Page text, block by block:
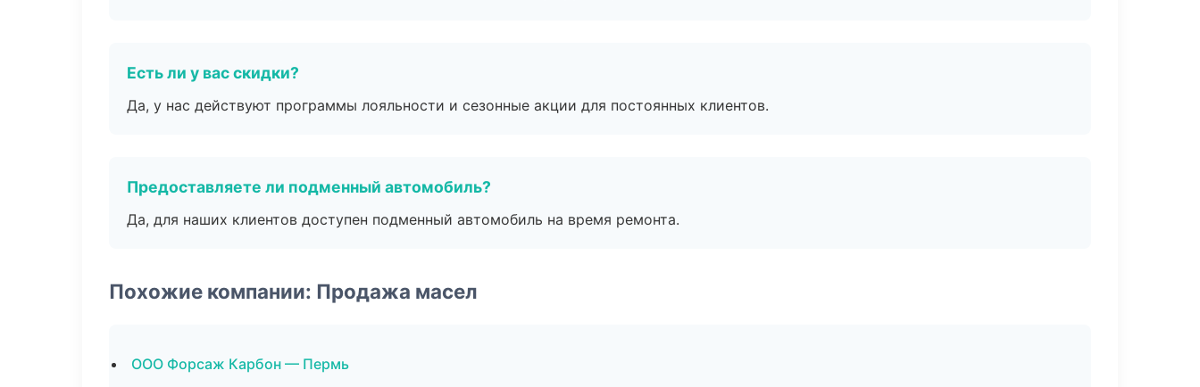
Есть ли у вас скидки?
Да, у нас действуют программы лояльности и сезонные акции для постоянных клиентов.
Предоставляете ли подменный автомобиль?
Да, для наших клиентов доступен подменный автомобиль на время ремонта.
Похожие компании: Продажа масел
ООО Форсаж Карбон — Пермь